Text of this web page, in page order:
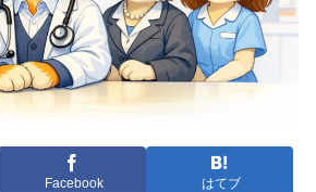
Facebook はてブ